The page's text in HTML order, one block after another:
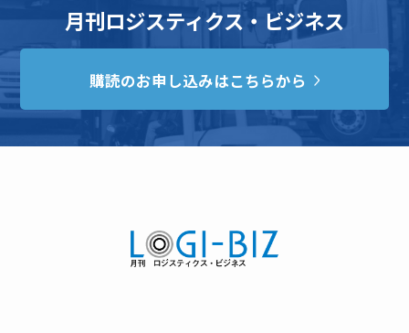
月刊ロジスティクス・ビジネス
購読のお申し込みはこちらから